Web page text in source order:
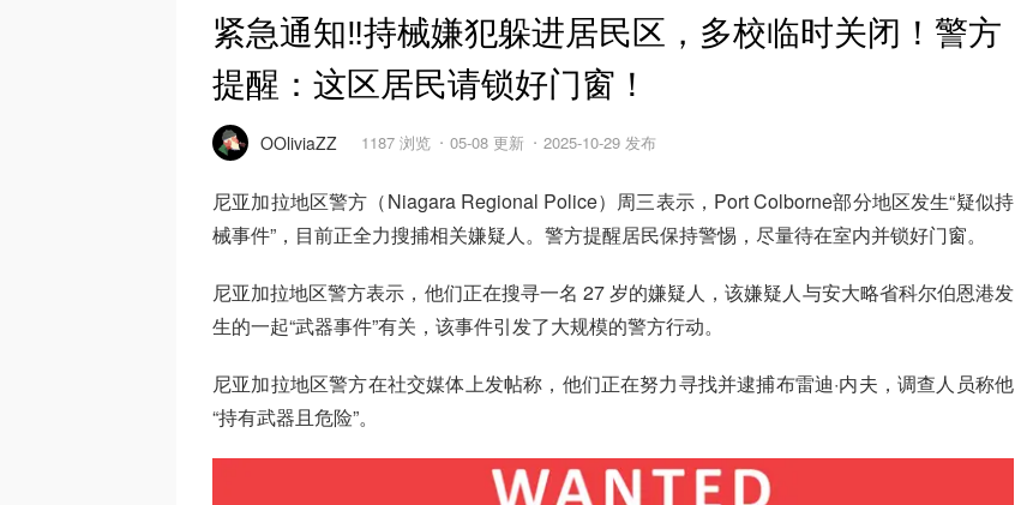
紧急通知‼️持械嫌犯躲进居民区，多校临时关闭！警方
提醒：这区居民请锁好门窗！
OOliviaZZ 1187 浏览 05-08 更新 2025-10-29 发布
尼亚加拉地区警方（Niagara Regional Police）周三表示，Port Colborne部分地区发生“疑似持
械事件”，目前正全力搜捕相关嫌疑人。警方提醒居民保持警惕，尽量待在室内并锁好门窗。
尼亚加拉地区警方表示，他们正在搜寻一名 27 岁的嫌疑人，该嫌疑人与安大略省科尔伯恩港发
生的一起“武器事件”有关，该事件引发了大规模的警方行动。
尼亚加拉地区警方在社交媒体上发帖称，他们正在努力寻找并逮捕布雷迪·内夫，调查人员称他
“持有武器且危险”。